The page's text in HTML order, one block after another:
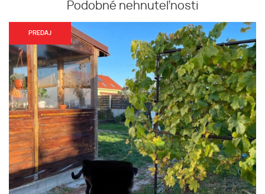
Podobné nehnuteľnosti
PREDAJ